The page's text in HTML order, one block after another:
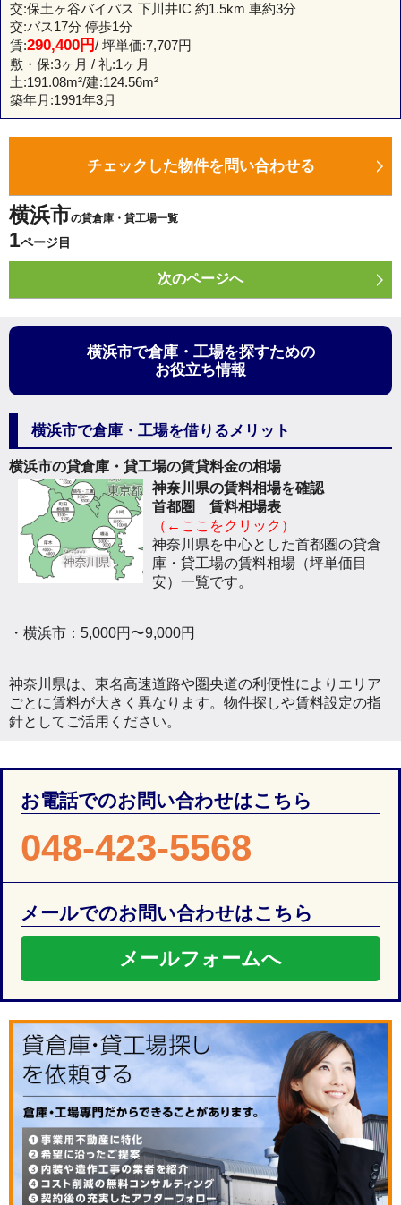
交:保土ヶ谷バイパス 下川井IC 約1.5km 車約3分
交:バス17分 停歩1分
賃:290,400円/ 坪単価:7,707円
敷・保:3ヶ月 / 礼:1ヶ月
土:191.08m²/建:124.56m²
築年月:1991年3月
チェックした物件を問い合わせる
横浜市の貸倉庫・貸工場一覧
1ページ目
次のページへ
横浜市で倉庫・工場を探すための
お役立ち情報
横浜市で倉庫・工場を借りるメリット
横浜市の貸倉庫・貸工場の賃貸料金の相場
神奈川県の賃料相場を確認
首都圏 賃料相場表
（←ここをクリック）
神奈川県を中心とした首都圏の貸倉
庫・貸工場の賃料相場（坪単価目
安）一覧です。
・横浜市：5,000円〜9,000円
神奈川県は、東名高速道路や圏央道の利便性によりエリア
ごとに賃料が大きく異なります。物件探しや賃料設定の指
針としてご活用ください。
お電話でのお問い合わせはこちら
048-423-5568
メールでのお問い合わせはこちら
メールフォームへ